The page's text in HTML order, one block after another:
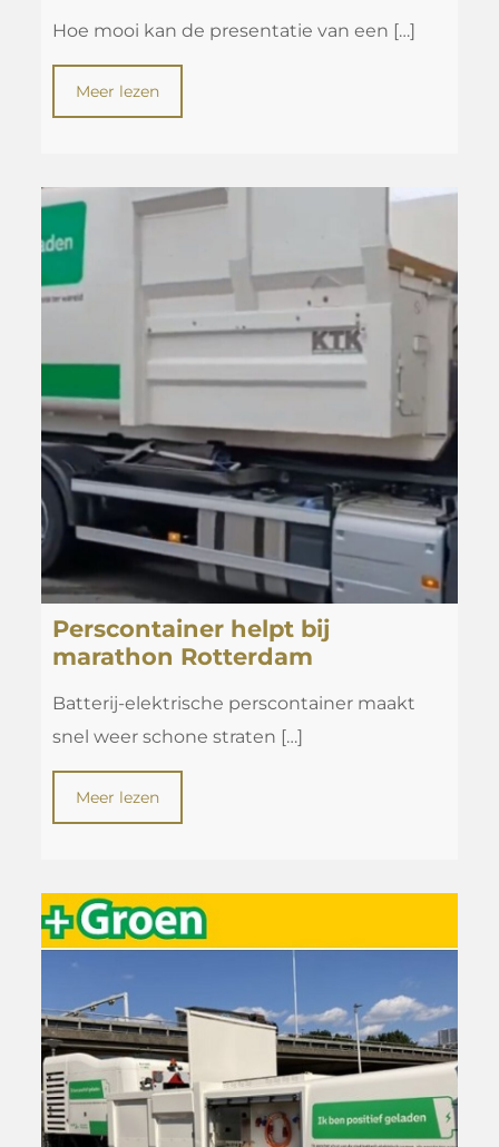
Hoe mooi kan de presentatie van een […]
Meer lezen
Perscontainer helpt bij
marathon Rotterdam
Batterij-elektrische perscontainer maakt
snel weer schone straten […]
Meer lezen